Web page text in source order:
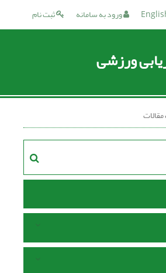
ثبت نام ورود به سامانه
ورزشی